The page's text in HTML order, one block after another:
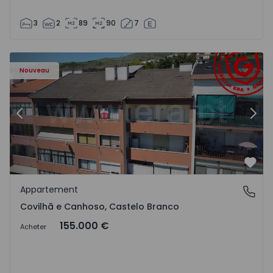
3 2 89 90 7
Nouveau
- 18
Appartement T2 Covilhã, Covilhã e Canhoso - 1497806 -
Précédent
Covilhã e Canhoso, Castelo Branco
Appartement
Covilhã e Canhoso, Castelo Branco
Acheter 155.000 €